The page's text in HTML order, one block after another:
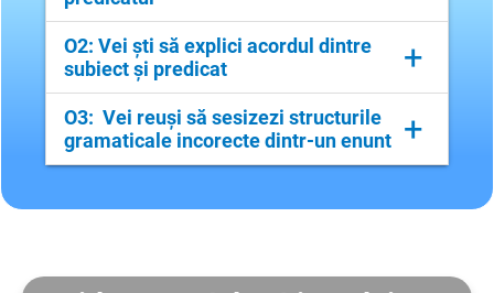
Aici detaliezi..
O2: Vei ști să explici acordul dintre
subiect și predicat
+
Aici detaliezi..
O3: Vei reuși să sesizezi structurile
gramaticale incorecte dintr-un enunt +